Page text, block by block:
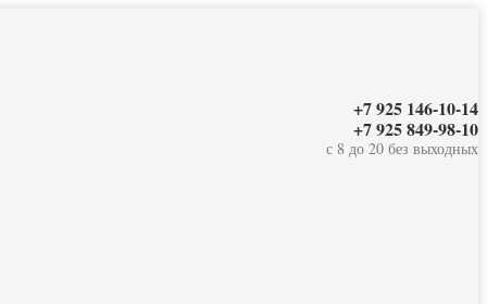
+7 925 146-10-14
+7 925 849-98-10
с 8 до 20 без выходных